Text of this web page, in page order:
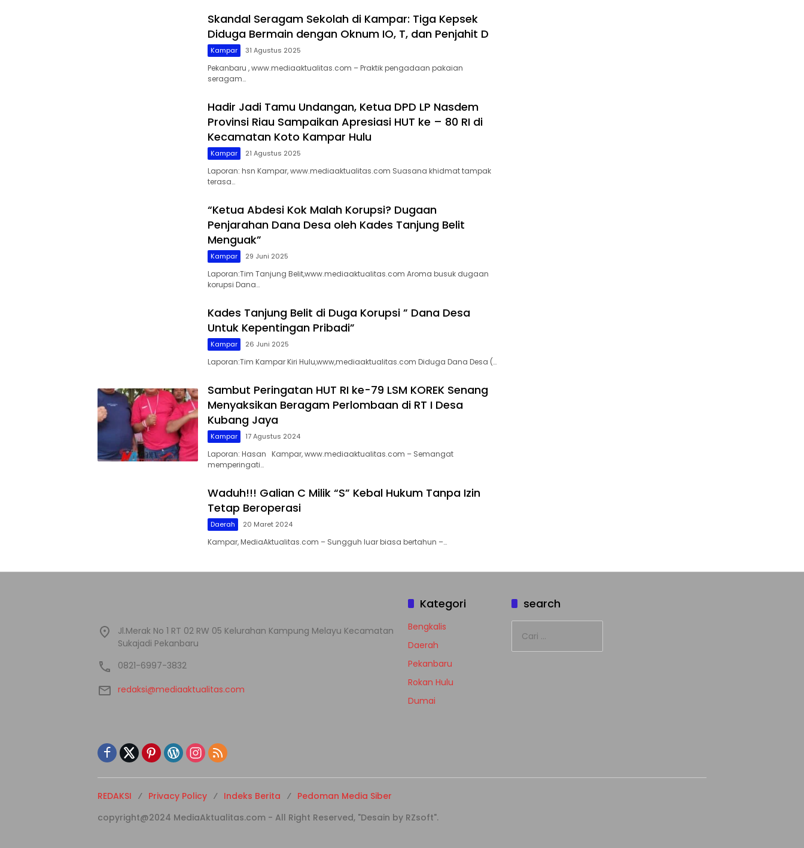
Skandal Seragam Sekolah di Kampar: Tiga Kepsek
Diduga Bermain dengan Oknum IO, T, dan Penjahit D
Kampar 31 Agustus 2025
Pekanbaru , www.mediaaktualitas.com – Praktik pengadaan pakaian
seragam…
Hadir Jadi Tamu Undangan, Ketua DPD LP Nasdem
Provinsi Riau Sampaikan Apresiasi HUT ke – 80 RI di
Kecamatan Koto Kampar Hulu
Kampar 21 Agustus 2025
Laporan: hsn Kampar, www.mediaaktualitas.com Suasana khidmat tampak
terasa…
“Ketua Abdesi Kok Malah Korupsi? Dugaan
Penjarahan Dana Desa oleh Kades Tanjung Belit
Menguak”
Kampar 29 Juni 2025
Laporan:Tim Tanjung Belit,www.mediaaktualitas.com Aroma busuk dugaan
korupsi Dana…
Kades Tanjung Belit di Duga Korupsi ” Dana Desa
Untuk Kepentingan Pribadi”
Kampar 26 Juni 2025
Laporan:Tim Kampar Kiri Hulu,www,mediaaktualitas.com Diduga Dana Desa (…
Sambut Peringatan HUT RI ke-79 LSM KOREK Senang
Menyaksikan Beragam Perlombaan di RT I Desa
Kubang Jaya
Kampar 17 Agustus 2024
Laporan: Hasan Kampar, www.mediaaktualitas.com – Semangat
memperingati…
Waduh!!! Galian C Milik “S” Kebal Hukum Tanpa Izin
Tetap Beroperasi
Daerah 20 Maret 2024
Kampar, MediaAktualitas.com – Sungguh luar biasa bertahun –…
Jl.Merak No 1 RT 02 RW 05 Kelurahan Kampung Melayu Kecamatan
Sukajadi Pekanbaru
0821-6997-3832
redaksi@mediaaktualitas.com
Kategori
Bengkalis
Daerah
Pekanbaru
Rokan Hulu
Dumai
search
untuk:
REDAKSI Privacy Policy Indeks Berita
Pedoman Media Siber
copyright@2024 MediaAktualitas.com - All Right Reserved, "Desain by RZsoft".